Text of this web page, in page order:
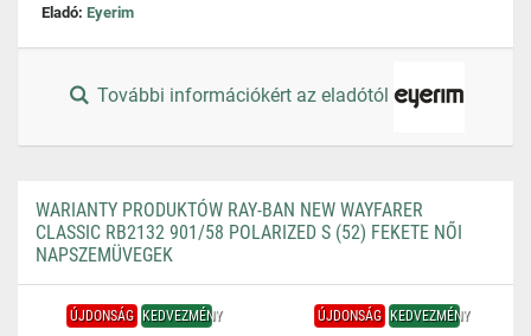
Eladó: Eyerim
További információkért az eladótól
WARIANTY PRODUKTÓW RAY-BAN NEW WAYFARER
CLASSIC RB2132 901/58 POLARIZED S (52) FEKETE NŐI
NAPSZEMÜVEGEK
ÚJDONSÁG KEDVEZMÉNY ÚJDONSÁG KEDVEZMÉNY